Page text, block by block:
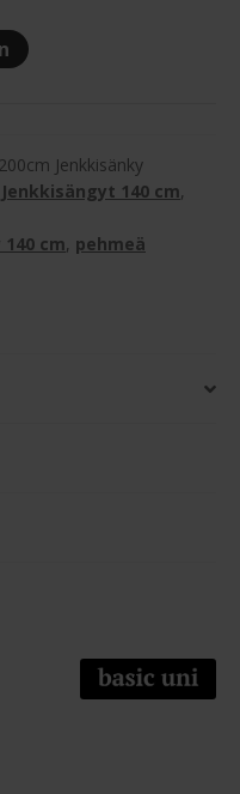
Jenkkisänky
Jenkkisängyt 140 cm,
cm, pehmeä